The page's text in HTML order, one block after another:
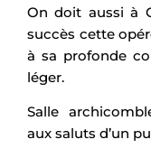
On doit aussi à
succès cette
à sa profonde
léger.
Salle
aux saluts d’un